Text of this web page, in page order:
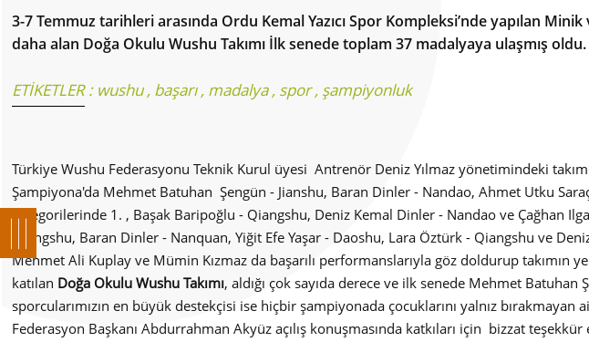
3-7 Temmuz tarihleri arasında Ordu Kemal Yazıcı Spor Kompleksi’nde yapılan
daha alan Doğa Okulu Wushu Takımı İlk senede toplam 37 madalyaya ulaşmış oldu.
ETİKETLER : wushu, başarı, madalya, spor, şampiyonluk
Türkiye Wushu Federasyonu Teknik Kurul üyesi Antrenör Deniz Yılmaz yönetimindeki
Şampiyona'da Mehmet Batuhan Şengün - Jianshu, Baran Dinler - Nandao, Ahmet Utku
kategorilerinde 1. , Başak Baripoğlu - Qiangshu, Deniz Kemal Dinler - Nandao ve Çağhan
Qiangshu, Baran Dinler - Nanquan, Yiğit Efe Yaşar - Daoshu, Lara Öztürk - Qiangshu ve
Mehmet Ali Kuplay ve Mümin Kızmaz da başarılı performanslarıyla göz doldurup takımın
katılan Doğa Okulu Wushu Takımı, aldığı çok sayıda derece ve ilk senede Mehmet
sporcularımızın en büyük destekçisi ise hiçbir şampiyonada çocuklarını yalnız
Federasyon Başkanı Abdurrahman Akyüz açılış konuşmasında katkıları için bizzat teşekkür